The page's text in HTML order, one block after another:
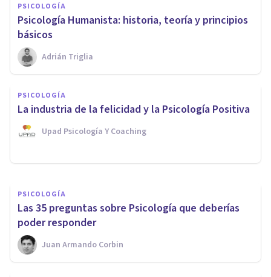
PSICOLOGÍA
Psicología Humanista: historia, teoría y principios
básicos
Adrián Triglia
PSICOLOGÍA
La industria de la felicidad y la Psicología Positiva
Upad Psicología Y Coaching
La teoría existencialista de
Martin Heidegger
PSICOLOGÍA
Las 35 preguntas sobre Psicología que deberías
poder responder
Juan Armando Corbin